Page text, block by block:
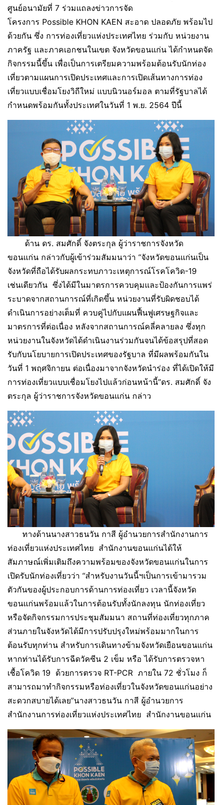
ศูนย์อนามัยที่ 7 ร่วมแถลงข่าวการจัด
โครงการ Possible KHON KAEN สะอาด ปลอดภัย พร้อมไป
ด้วยกัน ซึ่ง การท่องเที่ยวแห่งประเทศไทย ร่วมกับ หน่วยงาน
ภาครัฐ และภาคเอกชนในเขต จังหวัดขอนแก่น ได้กำหนดจัด
กิจกรรมนี้ขึ้น เพื่อเป็นการเตรียมความพร้อมต้อนรับนักท่อง
เที่ยวตามแผนการเปิดประเทศและการเปิดเส้นทางการท่อง
เที่ยวแบบเชื่อมโยงวิถีใหม่ แบบนิวนอร์มอล ตามที่รัฐบาลได้
กำหนดพร้อมกันทั้งประเทศในวันที่ 1 พ.ย. 2564 ปีนี้
ด้าน ดร. สมศักดิ์ จังตระกุล ผู้ว่าราชการจังหวัด
ขอนแก่น กล่าวกับผู้เข้าร่วมสัมมนาว่า “จังหวัดขอนแก่นเป็น
จังหวัดที่ถือได้รับผลกระทบภาวะเหตุการณ์โรคโควิด-19
เช่นเดียวกัน ซึ่งได้มีในมาตรการควบคุมและป้องกันการแพร่
ระบาดจากสถานการณ์ที่เกิดขึ้น หน่วยงานที่รับผิดชอบได้
ดำเนินการอย่างเต็มที่ ควบคู่ไปกับแผนฟื้นฟูเศรษฐกิจและ
มาตรการที่ต่อเนื่อง หลังจากสถานการณ์คลี่คลายลง ซึ่งทุก
หน่วยงานในจังหวัดได้ดำเนินงานร่วมกันจนได้ข้อสรุปที่สอด
รับกับนโยบายการเปิดประเทศของรัฐบาล ที่มีผลพร้อมกันใน
วันที่ 1 พฤศจิกายน ต่อเนื่องมาจากจังหวัดนำร่อง ที่ได้เปิดให้มี
การท่องเที่ยวแบบเชื่อมโยงไปแล้วก่อนหน้านี้”ดร. สมศักดิ์ จัง
ตระกุล ผู้ว่าราชการจังหวัดขอนแก่น กล่าว
ทางด้านนางสาวธนวัน กาสี ผู้อำนวยการสำนักงานการ
ท่องเที่ยวแห่งประเทศไทย สำนักงานขอนแก่นได้ให้
สัมภาษณ์เพิ่มเติมถึงความพร้อมของจังหวัดขอนแก่นในการ
เปิดรับนักท่องเที่ยวว่า “สำหรับงานวันนี้ฯเป็นการเข้ามารวม
ตัวกันของผู้ประกอบการด้านการท่องเที่ยว เวลานี้จังหวัด
ขอนแก่นพร้อมแล้วในการต้อนรับทั้งนักลงทุน นักท่องเที่ยว
หรือจัดกิจกรรมการประชุมสัมมนา สถานที่ท่องเที่ยวทุกภาค
ส่วนภายในจังหวัดได้มีการปรับปรุงใหม่พร้อมมากในการ
ต้อนรับทุกท่าน สำหรับการเดินทางข้ามจังหวัดเยือนขอนแก่น
หากท่านได้รับการฉีดวัคซีน 2 เข็ม หรือ ได้รับการตรวจหา
เชื้อโควิด 19 ด้วยการตรวจ RT-PCR ภายใน 72 ชั่วโมง ก็
สามารถมาทำกิจกรรมหรือท่องเที่ยวในจังหวัดขอนแก่นอย่าง
สะดวกสบายได้เลย”นางสาวธนวัน กาสี ผู้อำนวยการ
สำนักงานการท่องเที่ยวแห่งประเทศไทย สำนักงานขอนแก่น